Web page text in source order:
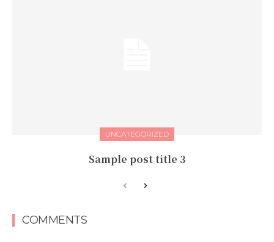
UNCATEGORIZED
Sample post title 3
COMMENTS